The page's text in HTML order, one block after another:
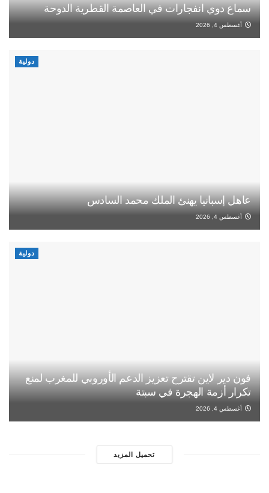
سماع دوي انفجارات في العاصمة القطرية الدوحة
أغسطس 4, 2026
دولية
عاهل إسبانيا يهنئ الملك محمد السادس
أغسطس 4, 2026
دولية
فون دير لاين تقترح تعزيز الدعم الأوروبي للمغرب لمنع
تكرار أزمة الهجرة في سبتة
أغسطس 4, 2026
تحميل المزيد